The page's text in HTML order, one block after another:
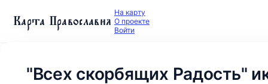
Карта Православия На карту
О проекте
Войти
"Всех скорбящих Радость"